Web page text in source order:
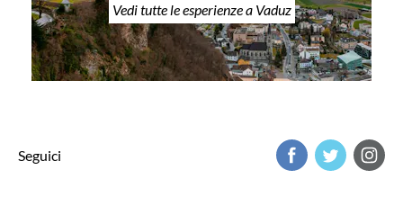
Vedi tutte le esperienze a Vaduz
Seguici